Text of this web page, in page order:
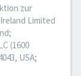
zur
Limited
(1600
USA;